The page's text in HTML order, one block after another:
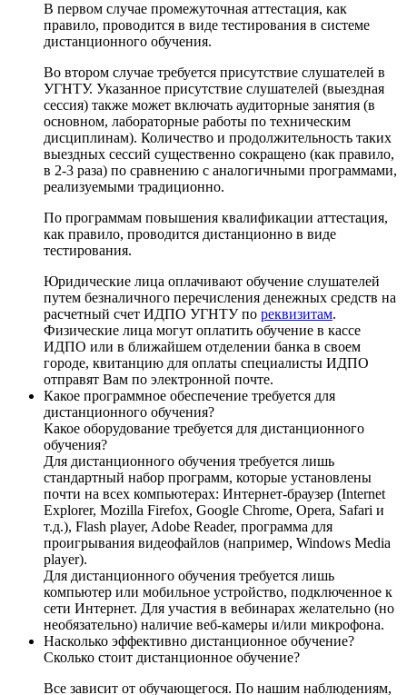
В первом случае промежуточная аттестация, как
правило, проводится в виде тестирования в системе
дистанционного обучения.
Во втором случае требуется присутствие слушателей в
УГНТУ. Указанное присутствие слушателей (выездная
сессия) также может включать аудиторные занятия (в
основном, лабораторные работы по техническим
дисциплинам). Количество и продолжительность таких
выездных сессий существенно сокращено (как правило,
в 2-3 раза) по сравнению с аналогичными программами,
реализуемыми традиционно.
По программам повышения квалификации аттестация,
как правило, проводится дистанционно в виде
тестирования.
Юридические лица оплачивают обучение слушателей
путем безналичного перечисления денежных средств на
расчетный счет ИДПО УГНТУ по реквизитам.
Физические лица могут оплатить обучение в кассе
ИДПО или в ближайшем отделении банка в своем
городе, квитанцию для оплаты специалисты ИДПО
отправят Вам по электронной почте.
Какое программное обеспечение требуется для
дистанционного обучения?
Какое оборудование требуется для дистанционного
обучения?
Для дистанционного обучения требуется лишь
стандартный набор программ, которые установлены
почти на всех компьютерах: Интернет-браузер (Internet
Explorer, Mozilla Firefox, Google Chrome, Opera, Safari и
т.д.), Flash player, Adobe Reader, программа для
проигрывания видеофайлов (например, Windows Media
player).
Для дистанционного обучения требуется лишь
компьютер или мобильное устройство, подключенное к
сети Интернет. Для участия в вебинарах желательно (но
необязательно) наличие веб-камеры и/или микрофона.
Насколько эффективно дистанционное обучение?
Сколько стоит дистанционное обучение?
Все зависит от обучающегося. По нашим наблюдениям,